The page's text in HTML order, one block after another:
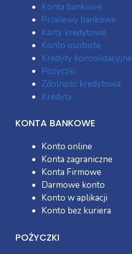
Konta bankowe
Przelewy bankowe
Karty kredytowe
Konto osobiste
Kredyty konsolidacyjne
Pożyczki
Zdolność kredytowa
Kredyty
KONTA BANKOWE
Konto online
Konta zagraniczne
Konta Firmowe
Darmowe konto
Konto w aplikacji
Konto bez kuriera
POŻYCZKI